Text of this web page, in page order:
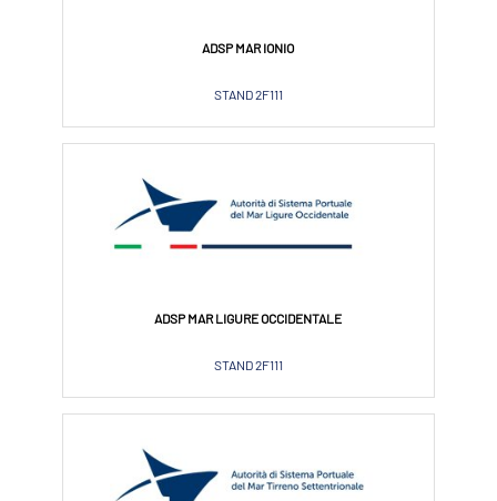
ADSP MAR IONIO
STAND 2F111
ADSP MAR LIGURE OCCIDENTALE
STAND 2F111